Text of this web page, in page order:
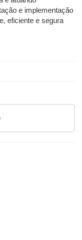
e implementação
eficiente e segura